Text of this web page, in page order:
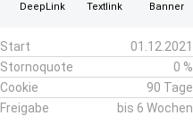
DeepLink Textlink Banner
Start
01.12.2021
Stornoquote
0 %
Cookie
90 Tage
Freigabe
bis 6 Wochen